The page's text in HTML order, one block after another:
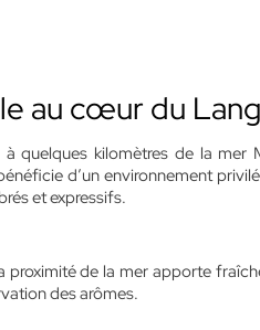
au cœur du
à quelques kilomètres de la
d’un environnement
et expressifs.
proximité de la mer apporte
des arômes.